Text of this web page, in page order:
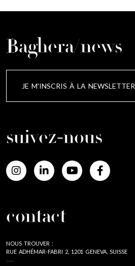
Baghera/news
JE M'INSCRIS À LA NEWSLETTER
suivez-nous
contact
NOUS TROUVER :
RUE ADHÉMAR-FABRI 2, 1201 GENEVA, SUISSE